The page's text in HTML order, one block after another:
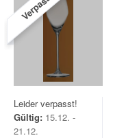
Leider verpasst!
Gültig: 15.12. -
21.12.